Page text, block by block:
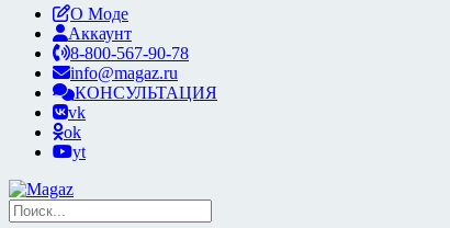
О Моде
Аккаунт
8-800-567-90-78
info@magaz.ru
КОНСУЛЬТАЦИЯ
vk
ok
yt